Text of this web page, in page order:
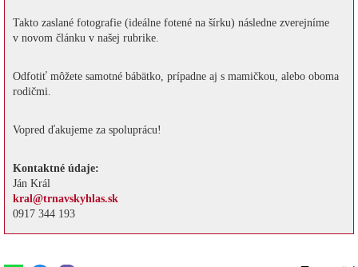
Takto zaslané fotografie (ideálne fotené na šírku) následne zverejníme
v novom článku v našej rubrike.
Odfotiť môžete samotné bábätko, prípadne aj s mamičkou, alebo oboma
rodičmi.
Vopred ďakujeme za spoluprácu!
Kontaktné údaje:
Ján Král
kral@trnavskyhlas.sk
0917 344 193